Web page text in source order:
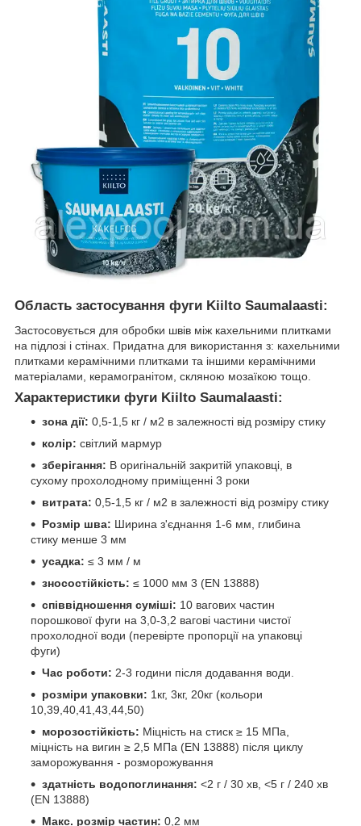
Область застосування фуги Kiilto Saumalaasti:
Застосовується для обробки швів між кахельними плитками
на підлозі і стінах. Придатна для використання з: кахельними
плитками керамічними плитками та іншими керамічними
матеріалами, керамогранітом, скляною мозаїкою тощо.
Характеристики фуги Kiilto Saumalaasti:
зона дії: 0,5-1,5 кг / м2 в залежності від розміру стику
колір: світлий мармур
зберігання: В оригінальній закритій упаковці, в
сухому прохолодному приміщенні 3 роки
витрата: 0,5-1,5 кг / м2 в залежності від розміру стику
Розмір шва: Ширина з'єднання 1-6 мм, глибина
стику менше 3 мм
усадка: ≤ 3 мм / м
зносостійкість: ≤ 1000 мм 3 (EN 13888)
співвідношення суміші: 10 вагових частин
порошкової фуги на 3,0-3,2 вагові частини чистої
прохолодної води (перевірте пропорції на упаковці
фуги)
Час роботи: 2-3 години після додавання води.
розміри упаковки: 1кг, 3кг, 20кг (кольори
10,39,40,41,43,44,50)
морозостійкість: Міцність на стиск ≥ 15 МПа,
міцність на вигин ≥ 2,5 МПа (EN 13888) після циклу
заморожування - розморожування
здатність водопоглинання: <2 г / 30 хв, <5 г / 240 хв
(EN 13888)
Макс. розмір частин: 0,2 мм